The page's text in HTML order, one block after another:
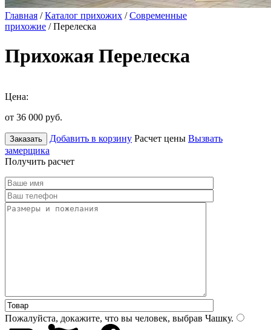
Главная /Каталог прихожих /Современные
прихожие / Перелеска
Прихожая Перелеска
Цена:
от 36 000 руб.
Заказать Добавить в корзину Расчет цены Вызвать
замерщика
Получить расчет
Пожалуйста, докажите, что вы человек, выбрав Чашку.